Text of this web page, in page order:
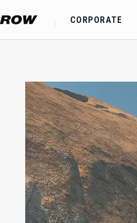
CORPORATE